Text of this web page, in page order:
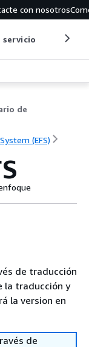
con nosotros
servicio
de
(EFS)
de traducción
la traducción y
la version en
de